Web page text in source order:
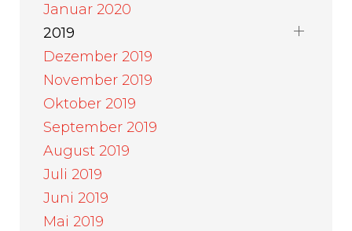
Januar 2020
2019
Dezember 2019
November 2019
Oktober 2019
September 2019
August 2019
Juli 2019
Juni 2019
Mai 2019